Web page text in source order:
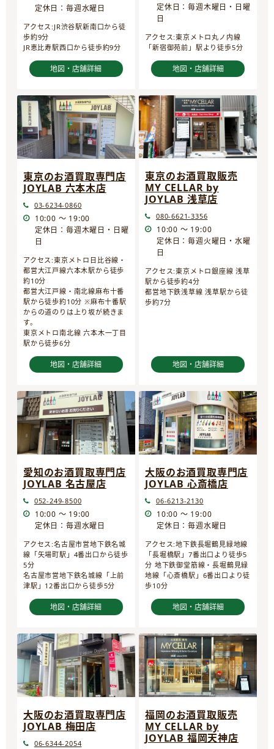
定休日：毎週水曜日
アクセス:JR渋谷駅新南口から徒
歩約9分
JR恵比寿駅西口から徒歩約9分
地図・店舗詳細
定休日：毎週木曜日・日曜
日
アクセス:東京メトロ丸ノ内線
「新宿御苑前」駅より徒歩5分
地図・店舗詳細
東京のお酒買取専門店
JOYLAB 六本木店
03-6234-0860
10:00 ～ 19:00
定休日：毎週木曜日・日曜
日
アクセス:東京メトロ日比谷線・
都営大江戸線六本木駅から徒歩
約10分
都営大江戸線・南北線麻布十番
駅から徒歩約10分 ※麻布十番駅
からの道のりは上り坂が続きま
す。
東京メトロ南北線 六本木一丁目
駅から徒歩6分
地図・店舗詳細
東京のお酒買取販売
MY CELLAR by
JOYLAB 浅草店
080-6621-3356
10:00 ～ 19:00
定休日：毎週火曜日・水曜
日
アクセス:東京メトロ銀座線 浅草
駅から徒歩約4分
都営地下鉄浅草線 浅草駅から徒
歩約7分
地図・店舗詳細
愛知のお酒買取専門店
JOYLAB 名古屋店
052-249-8500
10:00 ～ 19:00
定休日：毎週水曜日
アクセス:名古屋市営地下鉄名城
線「矢場町駅」4番出口から徒歩
5分
名古屋市営地下鉄名城線「上前
津駅」12番出口から徒歩5分
地図・店舗詳細
大阪のお酒買取専門店
JOYLAB 心斎橋店
06-6213-2130
10:00 ～ 19:00
定休日：毎週水曜日
アクセス:地下鉄長堀鶴見緑地線
「長堀橋駅」7番出口より徒歩5
分 地下鉄御堂筋線・長堀鶴見緑
地線「心斎橋駅」6番出口より徒
歩10分
地図・店舗詳細
大阪のお酒買取専門店
JOYLAB 梅田店
06-6344-2054
福岡のお酒買取販売
MY CELLAR by
JOYLAB 福岡天神店